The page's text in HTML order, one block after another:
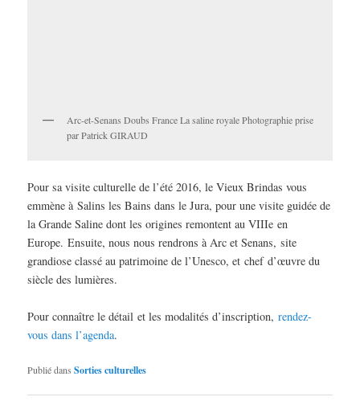
Arc-et-Senans Doubs France La saline royale Photographie prise
par Patrick GIRAUD
Pour sa visite culturelle de l’été 2016, le Vieux Brindas vous
emmène à Salins les Bains dans le Jura, pour une visite guidée de
la Grande Saline dont les origines remontent au VIIIe en
Europe. Ensuite, nous nous rendrons à Arc et Senans, site
grandiose classé au patrimoine de l’Unesco, et chef d’œuvre du
siècle des lumières.
Pour connaître le détail et les modalités d’inscription,rendez-
vous dans l’agenda.
Publié dans Sorties culturelles